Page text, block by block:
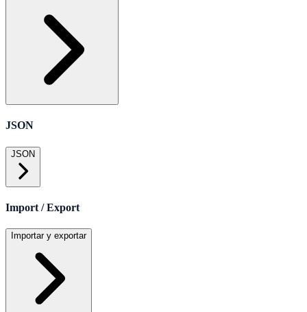
JSON
JSON
Import / Export
Importar y exportar